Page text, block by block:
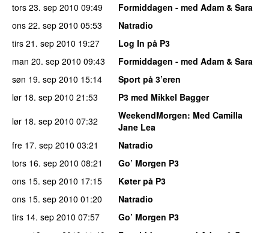
tors 23. sep 2010 09:49
Formiddagen - med Adam & Sara
ons 22. sep 2010 05:53
Natradio
tirs 21. sep 2010 19:27
Log In på P3
man 20. sep 2010 09:43
Formiddagen - med Adam & Sara
søn 19. sep 2010 15:14
Sport på 3’eren
lør 18. sep 2010 21:53
P3 med Mikkel Bagger
lør 18. sep 2010 07:32 WeekendMorgen: Med Camilla
Jane Lea
fre 17. sep 2010 03:21
Natradio
tors 16. sep 2010 08:21
Go’ Morgen P3
ons 15. sep 2010 17:15
Køter på P3
ons 15. sep 2010 01:20
Natradio
tirs 14. sep 2010 07:57
Go’ Morgen P3